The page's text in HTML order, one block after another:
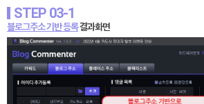
STEP 03-1
블로그주소 기반 등록결과화면